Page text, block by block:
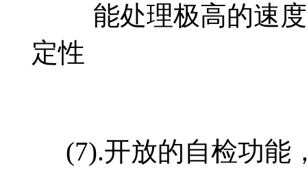
能处理极高的速度
定性
(7).开放的自检功能